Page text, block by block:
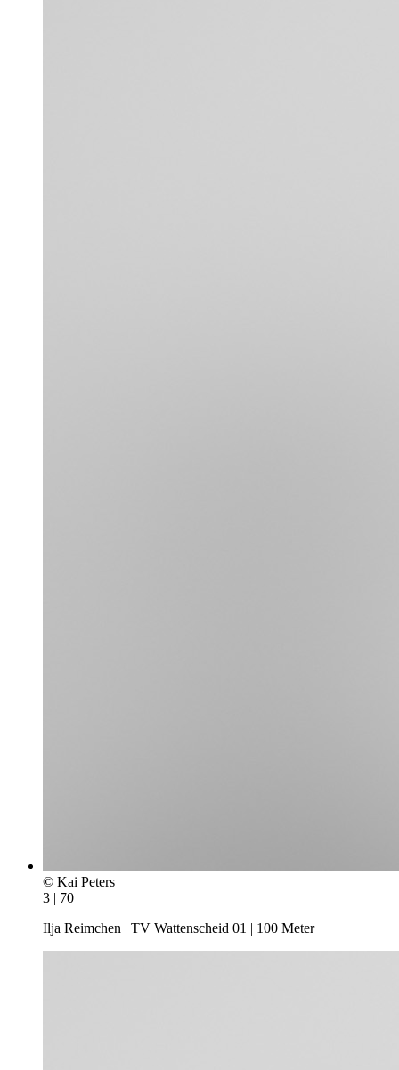
© Kai Peters
3 | 70
Ilja Reimchen | TV Wattenscheid 01 | 100 Meter